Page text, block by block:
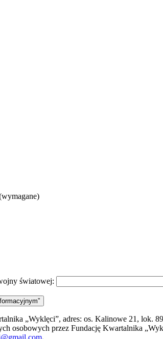
światowej:
„Wyklęci”, adres: os. Kalinowe 21, lok.
osobowych przez Fundację Kwartalnika